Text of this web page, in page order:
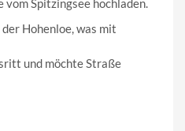
Hohenloe, was mit
und möchte Straße